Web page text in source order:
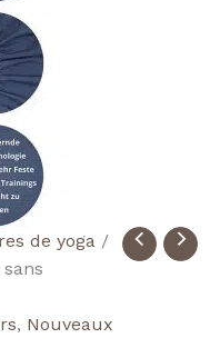
de yoga /
, Nouveaux